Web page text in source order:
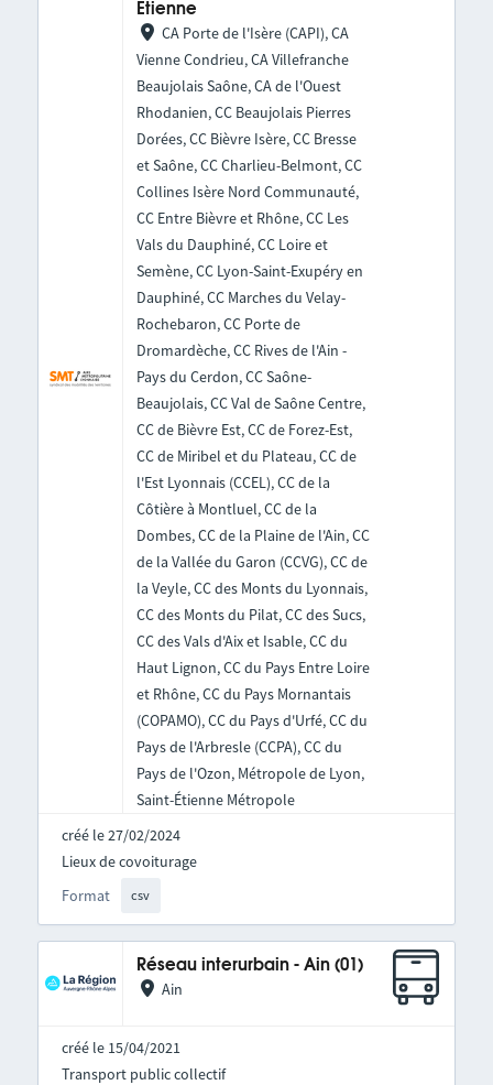
Etienne
CA Porte de l'Isère (CAPI), CA
Vienne Condrieu, CA Villefranche
Beaujolais Saône, CA de l'Ouest
Rhodanien, CC Beaujolais Pierres
Dorées, CC Bièvre Isère, CC Bresse
et Saône, CC Charlieu-Belmont, CC
Collines Isère Nord Communauté,
CC Entre Bièvre et Rhône, CC Les
Vals du Dauphiné, CC Loire et
Semène, CC Lyon-Saint-Exupéry en
Dauphiné, CC Marches du Velay-
Rochebaron, CC Porte de
Dromardèche, CC Rives de l'Ain -
Pays du Cerdon, CC Saône-
Beaujolais, CC Val de Saône Centre,
CC de Bièvre Est, CC de Forez-Est,
CC de Miribel et du Plateau, CC de
l'Est Lyonnais (CCEL), CC de la
Côtière à Montluel, CC de la
Dombes, CC de la Plaine de l'Ain, CC
de la Vallée du Garon (CCVG), CC de
la Veyle, CC des Monts du Lyonnais,
CC des Monts du Pilat, CC des Sucs,
CC des Vals d'Aix et Isable, CC du
Haut Lignon, CC du Pays Entre Loire
et Rhône, CC du Pays Mornantais
(COPAMO), CC du Pays d'Urfé, CC du
Pays de l'Arbresle (CCPA), CC du
Pays de l'Ozon, Métropole de Lyon,
Saint-Étienne Métropole
créé le 27/02/2024
Format csv
Lieux de covoiturage
Réseau interurbain - Ain (01)
Ain
créé le 15/04/2021
Transport public collectif